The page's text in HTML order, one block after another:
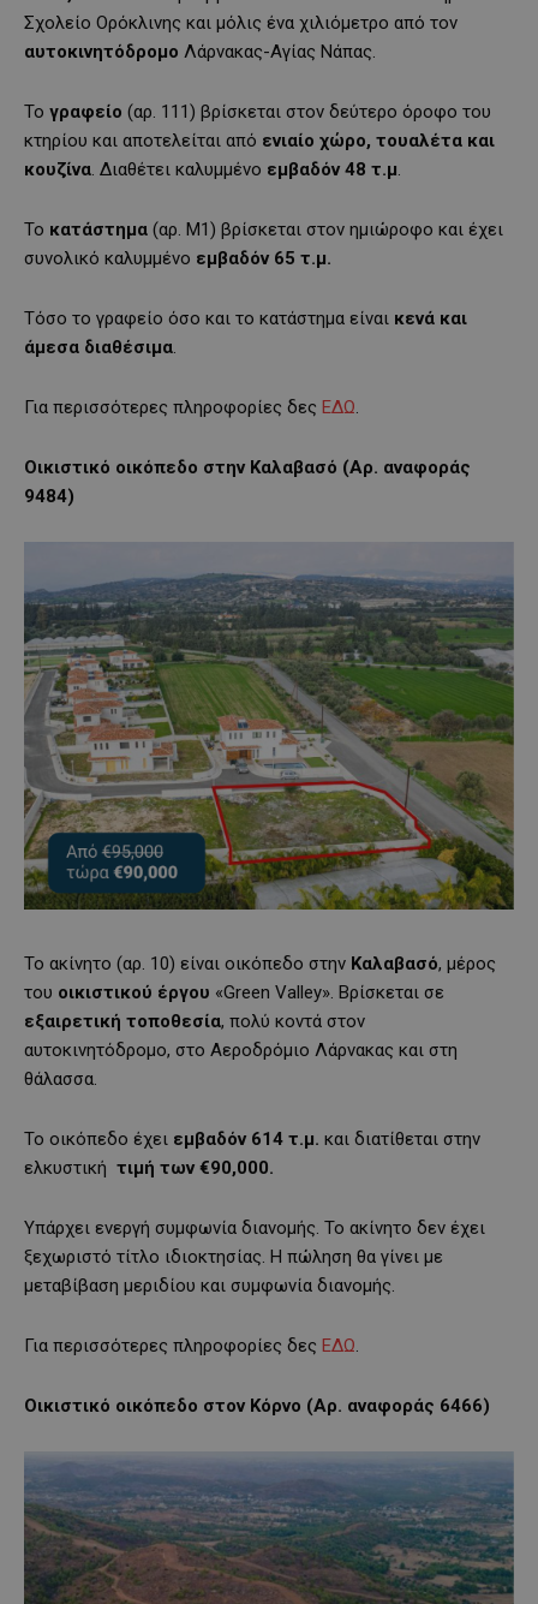
Σχολείο Ορόκλινης και μόλις ένα χιλιόμετρο από τον
αυτοκινητόδρομο Λάρνακας-Αγίας Νάπας.
Το γραφείο (αρ. 111) βρίσκεται στον δεύτερο όροφο του
κτηρίου και αποτελείται από ενιαίο χώρο, τουαλέτα και
κουζίνα. Διαθέτει καλυμμένο εμβαδόν 48 τ.μ.
Το κατάστημα (αρ. Μ1) βρίσκεται στον ημιώροφο και έχει
συνολικό καλυμμένο εμβαδόν 65 τ.μ.
Τόσο το γραφείο όσο και το κατάστημα είναι κενά και
άμεσα διαθέσιμα.
Για περισσότερες πληροφορίες δες ΕΔΩ.
Οικιστικό οικόπεδο στην Καλαβασό (Αρ. αναφοράς
9484)
Το ακίνητο (αρ. 10) είναι οικόπεδο στην Καλαβασό, μέρος
του οικιστικού έργου «Green Valley». Βρίσκεται σε
εξαιρετική τοποθεσία, πολύ κοντά στον
αυτοκινητόδρομο, στο Αεροδρόμιο Λάρνακας και στη
θάλασσα.
Το οικόπεδο έχει εμβαδόν 614 τ.μ. και διατίθεται στην
ελκυστική τιμή των €90,000.
Υπάρχει ενεργή συμφωνία διανομής. Το ακίνητο δεν έχει
ξεχωριστό τίτλο ιδιοκτησίας. Η πώληση θα γίνει με
μεταβίβαση μεριδίου και συμφωνία διανομής.
Για περισσότερες πληροφορίες δες ΕΔΩ.
Οικιστικό οικόπεδο στον Κόρνο (Αρ. αναφοράς 6466)